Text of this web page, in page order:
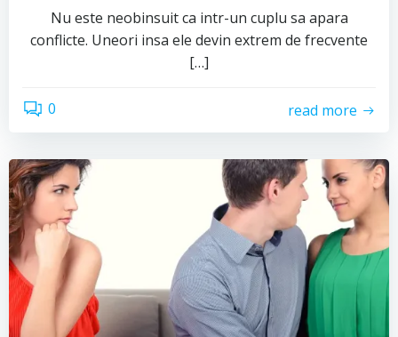
Nu este neobinsuit ca intr-un cuplu sa apara
conflicte. Uneori insa ele devin extrem de frecvente
[…]
0 read more